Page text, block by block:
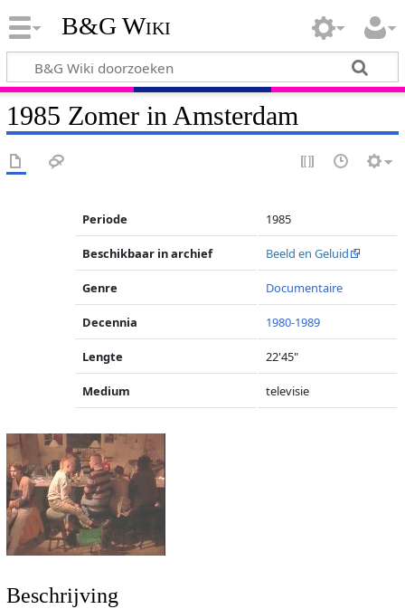
B&G Wiki
1985 Zomer in Amsterdam
Periode 1985
Beschikbaar in archief Beeld en Geluid
Genre Documentaire
Decennia 1980-1989
Lengte 22'45"
Medium televisie
Beschrijving